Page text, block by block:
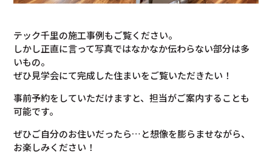
テック千里の施工事例もご覧ください。
しかし正直に言って写真ではなかなか伝わらない部分は多
いもの。
ぜひ見学会にて完成した住まいをご覧いただきたい！
事前予約をしていただけますと、担当がご案内することも
可能です。
ぜひご自分のお住いだったら…と想像を膨らませながら、
お楽しみください！